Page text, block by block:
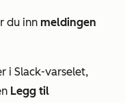
du inn meldingen
i Slack-varselet,
Legg til